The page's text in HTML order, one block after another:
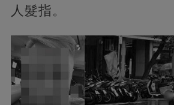
人髮指。